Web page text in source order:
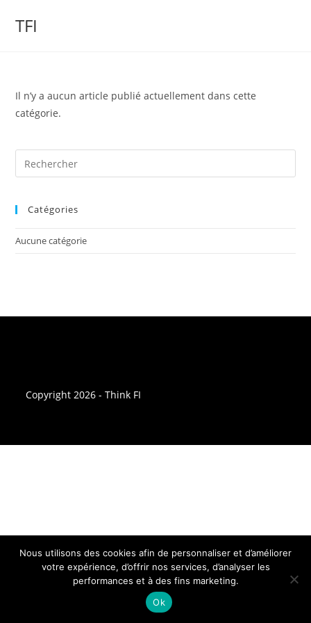
TFI
Il n’y a aucun article publié actuellement dans cette
catégorie.
Catégories
Aucune catégorie
Copyright 2026 - Think FI
Nous utilisons des cookies afin de personnaliser et d’améliorer
votre expérience, d’offrir nos services, d’analyser les
performances et à des fins marketing.
Ok